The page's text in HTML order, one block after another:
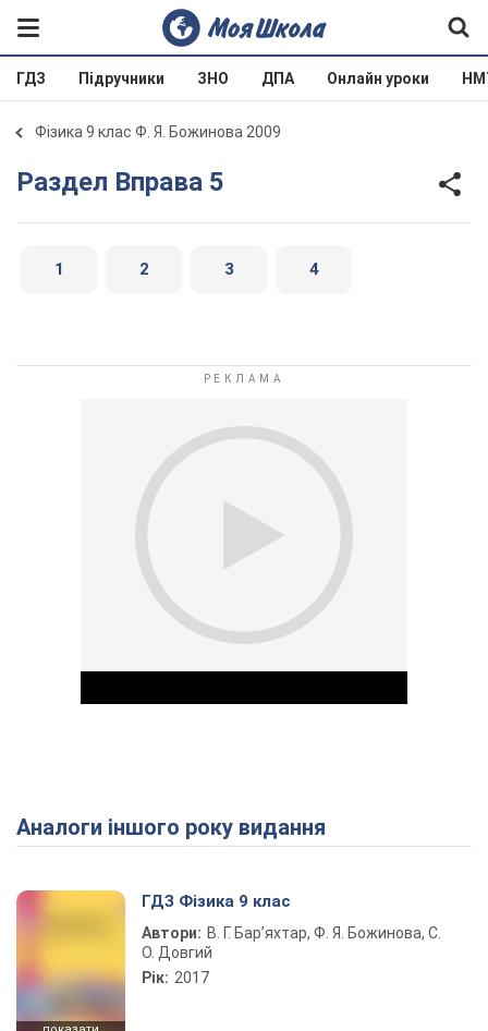
ГДЗ Підручники ЗНО ДПА Онлайн уроки
Фізика 9 клас Ф. Я. Божинова 2009
Раздел Вправа 5
1 2 3 4
Play Video
Аналоги іншого року видання
ГДЗ Фізика 9 клас
Автори: В. Г. Бар’яхтар, Ф. Я. Божинова, С.
О. Довгий
Рік: 2017